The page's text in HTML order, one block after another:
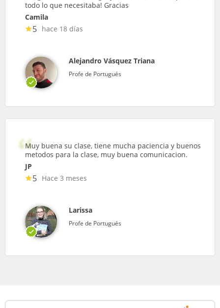
todo lo que necesitaba! Gracias
Camila
5 hace 18 días
Alejandro Vásquez Triana
Profe de Portugués
Muy buena su clase, tiene mucha paciencia y buenos
metodos para la clase, muy buena comunicacion.
JP
5 Hace 3 meses
Larissa
Profe de Portugués